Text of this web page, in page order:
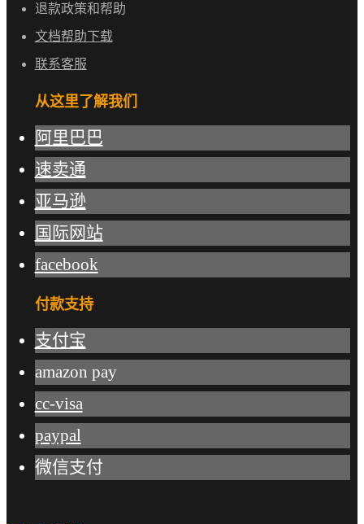
退款政策和帮助
文档帮助下载
联系客服
从这里了解我们
阿里巴巴
速卖通
亚马逊
国际网站
facebook
付款支持
支付宝
amazon pay
cc-visa
paypal
微信支付